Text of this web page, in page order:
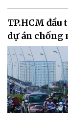
TP.HCM
dự án chống